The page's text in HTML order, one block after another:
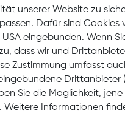
Lagernd | 2 bis 3
Nach Hause liefern
Selbstabholung in
unserer Website zu
Dafür sind Cookies
eingebunden. Wenn
dass wir und
Zustimmung umfasst
Drittanbieter
Sie die Möglichkeit,
Weitere Informationen